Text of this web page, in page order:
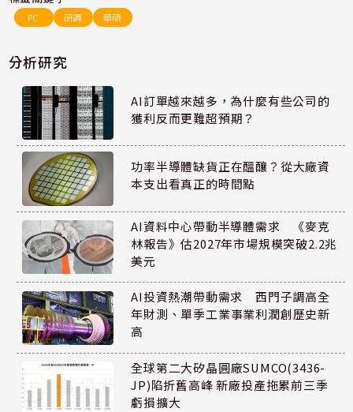
PC 研調 華碩
分析研究
AI訂單越來越多，為什麼有些公司的
獲利反而更難超預期？
功率半導體缺貨正在醞釀？從大廠資
本支出看真正的時間點
AI資料中心帶動半導體需求 《麥克
林報告》估2027年市場規模突破2.2兆
美元
AI投資熱潮帶動需求 西門子調高全
年財測、單季工業事業利潤創歷史新
高
全球第二大矽晶圓廠SUMCO(3436-
JP)陷折舊高峰 新廠投產拖累前三季
虧損擴大